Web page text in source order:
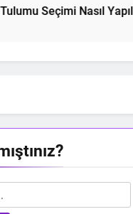
Seçimi Nasıl Yapılır?